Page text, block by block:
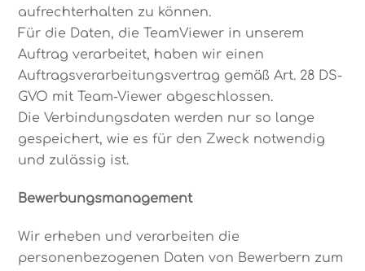
aufrechterhalten zu können.
Für die Daten, die TeamViewer in unserem
Auftrag verarbeitet, haben wir einen
Auftragsverarbeitungsvertrag gemäß Art. 28 DS-
GVO mit Team-Viewer abgeschlossen.
Die Verbindungsdaten werden nur so lange
gespeichert, wie es für den Zweck notwendig
und zulässig ist.
Bewerbungsmanagement
Wir erheben und verarbeiten die
personenbezogenen Daten von Bewerbern zum